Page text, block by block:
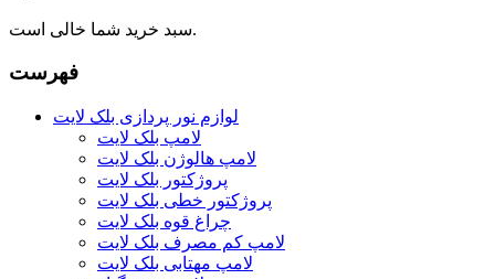
سبد خرید شما خالی است.
فهرست
لوازم نور پردازی بلک لایت
لامپ بلک لایت
لامپ هالوژن بلک لایت
پروژکتور بلک لایت
پروژکتور خطی بلک لایت
چراغ قوه بلک لایت
لامپ کم مصرف بلک لایت
لامپ مهتابی بلک لایت